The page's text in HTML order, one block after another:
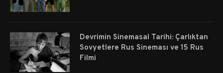
Devrimin Sinemasal Tarihi: Çarlıktan
Sovyetlere Rus Sineması ve 15 Rus
Filmi